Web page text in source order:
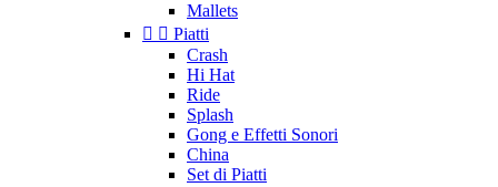
Mallets
  Piatti
Crash
Hi Hat
Ride
Splash
Gong e Effetti Sonori
China
Set di Piatti